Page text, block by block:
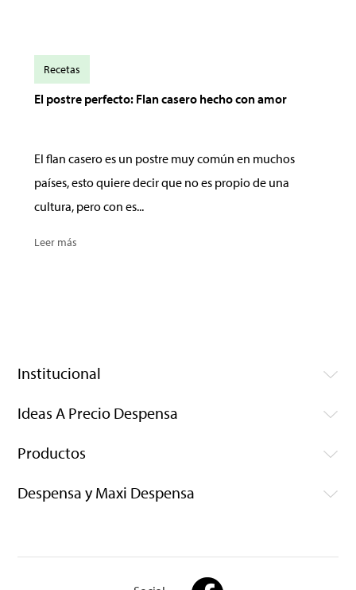
El postre perfecto: Flan casero hecho con amor
El flan casero es un postre muy común en muchos
países, esto quiere decir que no es propio de una
cultura, pero con es...
Leer más
Recetas
Institucional
Ideas A Precio Despensa
Productos
Despensa y Maxi Despensa